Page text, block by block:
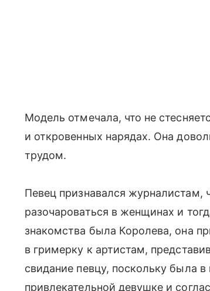
Модель отмечала, что не
и откровенных нарядах. Она
трудом.
Певец признавался журналистам,
разочароваться в женщинах и
знакомства была Королева, она
в гримерку к артистам,
свидание певцу, поскольку была
привлекательной девушке и